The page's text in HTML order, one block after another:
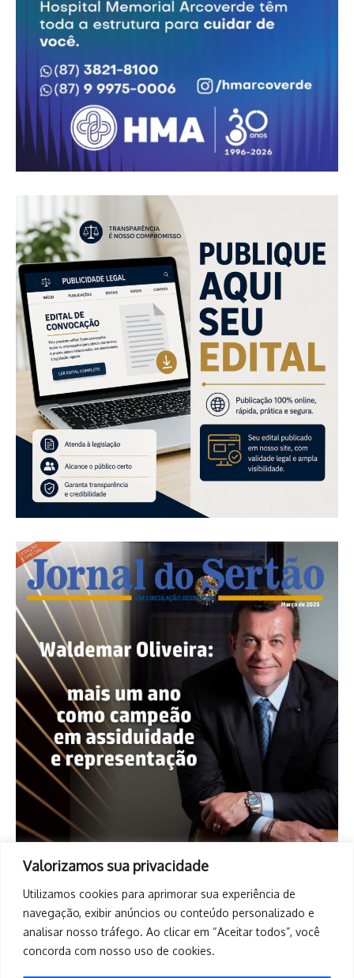
Valorizamos sua privacidade
Utilizamos cookies para aprimorar sua experiência de
navegação, exibir anúncios ou conteúdo personalizado e
analisar nosso tráfego. Ao clicar em “Aceitar todos”, você
concorda com nosso uso de cookies.